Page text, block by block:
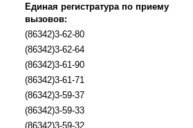
Единая регистратура по приему
вызовов:
(86342)3-62-80
(86342)3-62-64
(86342)3-61-90
(86342)3-61-71
(86342)3-59-37
(86342)3-59-33
(86342)3-59-32